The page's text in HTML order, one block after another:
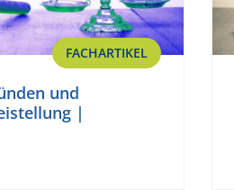
FACHARTIKEL
und
|